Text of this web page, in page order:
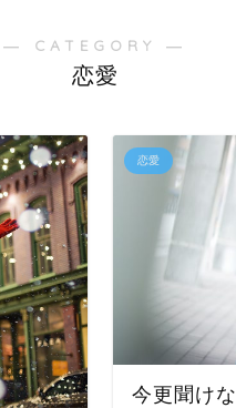
― CATEGORY ―
恋愛
恋愛
今更聞け